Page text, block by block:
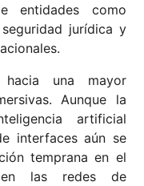
entidades como
jurídica y
una mayor
Aunque la
artificial
interfaces aún se
temprana en el
las redes de